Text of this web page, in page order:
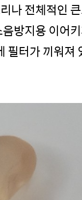
나 전체적인
방지용 이어
필터가 끼워져